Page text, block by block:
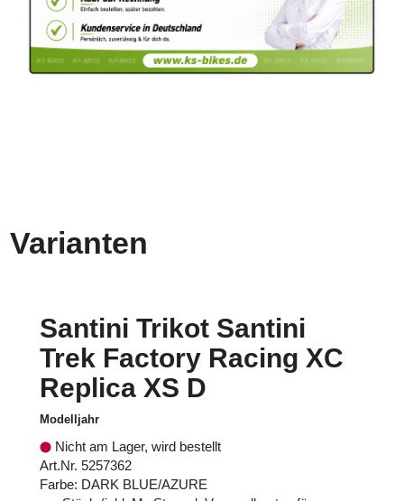
Varianten
Santini Trikot Santini
Trek Factory Racing XC
Replica XS D
Modelljahr
Nicht am Lager, wird bestellt
Art.Nr. 5257362
Farbe: DARK BLUE/AZURE